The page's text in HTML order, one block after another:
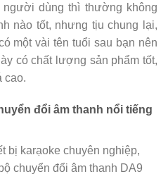
người dùng thì thường không
nào tốt, nhưng tịu chung lại,
một vài tên tuổi sau bạn nên
có chất lượng sản phẩm tốt,
cao.
đổi âm thanh nổi tiếng
bị karạoke chuyên nghiệp,
chuyển đổi âm thanh DA9